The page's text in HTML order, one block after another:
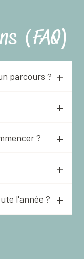
(FAQ)
parcours ?
?
l'année ?